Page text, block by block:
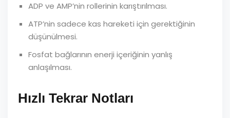
ADP ve AMP’nin rollerinin karıştırılması.
ATP’nin sadece kas hareketi için gerektiğinin
düşünülmesi.
Fosfat bağlarının enerji içeriğinin yanlış
anlaşılması.
Hızlı Tekrar Notları